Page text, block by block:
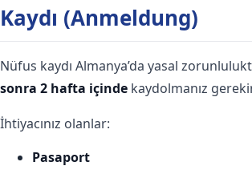
Kaydı (Anmeldung)
Nüfus kaydı Almanya’da yasal
sonra 2 hafta içinde kaydolmanız
İhtiyacınız olanlar:
Pasaport